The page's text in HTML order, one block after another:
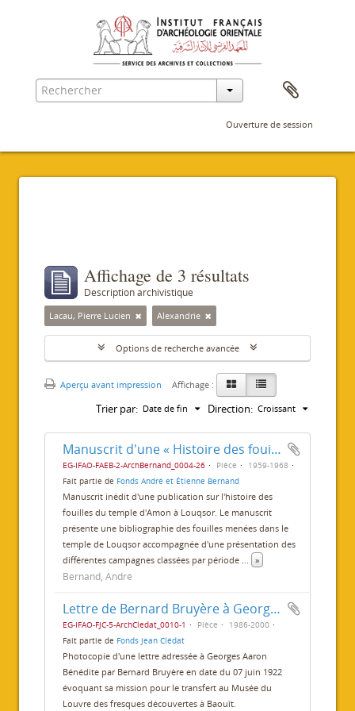
Ouverture de session
Affichage de 3 résultats
Description archivistique
Lacau, Pierre Lucien Alexandrie
Options de recherche avancée
Aperçu avant impression Affichage :
Trier par: Date de fin Direction: Croissant
Manuscrit d'une « Histoire des fouilles du temple de Louxor »
EG-IFAO-FAEB-2-ArchBernand_0004-26 Pièce
1959-1968
Fait partie de Fonds André et Étienne Bernand
Manuscrit inédit d'une publication sur l'histoire des
fouilles du temple d'Amon à Louqsor. Le manuscrit
présente une bibliographie des fouilles menées dans le
temple de Louqsor accompagnée d'une présentation des
différentes campagnes classées par période ... »
Bernand, André
Lettre de Bernard Bruyère à Georges Aaron Bénédite
EG-IFAO-FJC-5-ArchCledat_0010-1 Pièce
1986-2000
Fait partie de Fonds Jean Clédat
Photocopie d'une lettre adressée à Georges Aaron
Bénédite par Bernard Bruyère en date du 07 juin 1922
évoquant sa mission pour le transfert au Musée du
Louvre des fresques découvertes à Baouît.